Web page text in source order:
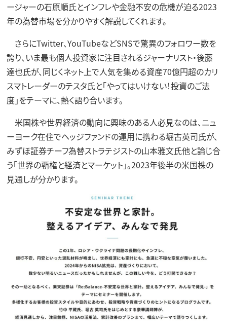
ージャーの石原順氏とインフレや金融不安の危機が迫る2023
年の為替市場を分かりやすく解説してくれます。
さらにTwitter、YouTubeなどSNSで驚異のフォロワー数を
誇り、いま最も個人投資家に注目されるジャーナリスト・後藤
達也氏が、同じくネット上で人気を集める資産70億円超のカリ
スマトレーダーのテスタ氏と「やってはいけない！投資のご法
度」をテーマに、熱く語り合います。
米国株や世界経済の動向に興味のある人必見なのは、ニュ
ーヨーク在住でヘッジファンドの運用に携わる堀古英司氏が、
みずほ証券チーフ為替ストラテジストの山本雅文氏他と論じ合
う「世界の覇権と経済とマーケット」。2023年後半の米国株の
見通しが分かります。